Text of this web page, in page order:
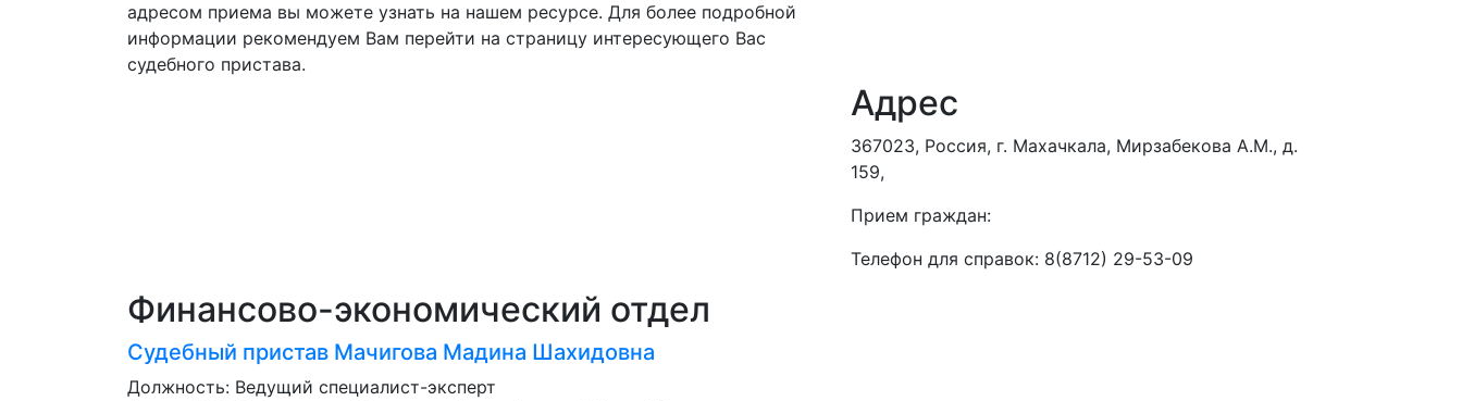
адресом приема вы можете узнать на нашем ресурсе. Для более подробной
информации рекомендуем Вам перейти на страницу интересующего Вас
судебного пристава.
Адрес
367023, Россия, г. Махачкала, Мирзабекова А.М., д.
159,
Прием граждан:
Телефон для справок: 8(8712) 29-53-09
Финансово-экономический отдел
Судебный пристав Мачигова Мадина Шахидовна
Должность: Ведущий специалист-эксперт